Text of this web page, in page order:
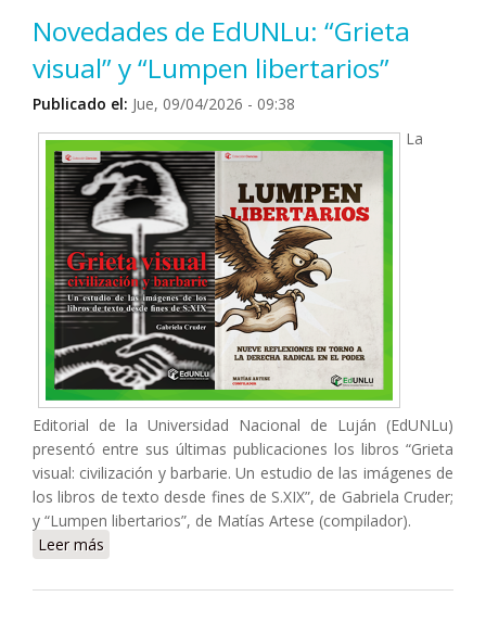
Novedades de EdUNLu: “Grieta
visual” y “Lumpen libertarios”
Publicado el: Jue, 09/04/2026 - 09:38
La
Editorial de la Universidad Nacional de Luján (EdUNLu)
presentó entre sus últimas publicaciones los libros “Grieta
visual: civilización y barbarie. Un estudio de las imágenes de
los libros de texto desde fines de S.XIX”, de Gabriela Cruder;
y “Lumpen libertarios”, de Matías Artese (compilador).
Leer más